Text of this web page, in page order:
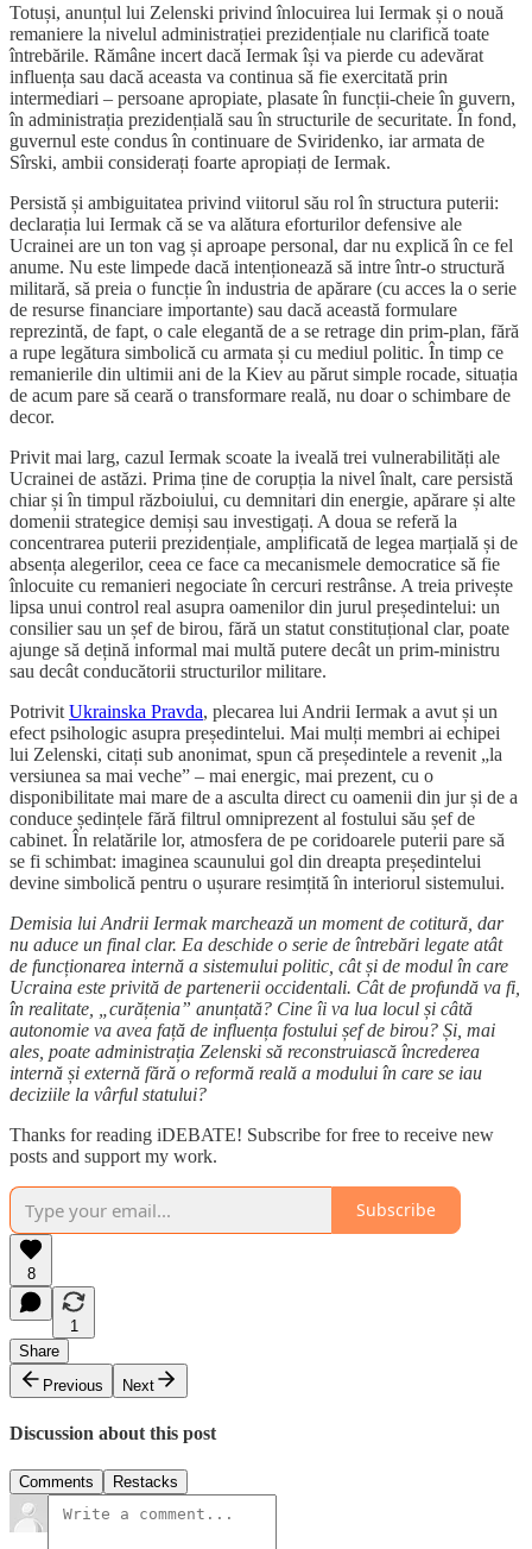
Totuși, anunțul lui Zelenski privind înlocuirea lui Iermak și o nouă
remaniere la nivelul administrației prezidențiale nu clarifică toate
întrebările. Rămâne incert dacă Iermak își va pierde cu adevărat
influența sau dacă aceasta va continua să fie exercitată prin
intermediari – persoane apropiate, plasate în funcții-cheie în guvern,
în administrația prezidențială sau în structurile de securitate. În fond,
guvernul este condus în continuare de Sviridenko, iar armata de
Sîrski, ambii considerați foarte apropiați de Iermak.
Persistă și ambiguitatea privind viitorul său rol în structura puterii:
declarația lui Iermak că se va alătura eforturilor defensive ale
Ucrainei are un ton vag și aproape personal, dar nu explică în ce fel
anume. Nu este limpede dacă intenționează să intre într-o structură
militară, să preia o funcție în industria de apărare (cu acces la o serie
de resurse financiare importante) sau dacă această formulare
reprezintă, de fapt, o cale elegantă de a se retrage din prim-plan, fără
a rupe legătura simbolică cu armata și cu mediul politic. În timp ce
remanierile din ultimii ani de la Kiev au părut simple rocade, situația
de acum pare să ceară o transformare reală, nu doar o schimbare de
decor.
Privit mai larg, cazul Iermak scoate la iveală trei vulnerabilități ale
Ucrainei de astăzi. Prima ține de corupția la nivel înalt, care persistă
chiar și în timpul războiului, cu demnitari din energie, apărare și alte
domenii strategice demiși sau investigați. A doua se referă la
concentrarea puterii prezidențiale, amplificată de legea marțială și de
absența alegerilor, ceea ce face ca mecanismele democratice să fie
înlocuite cu remanieri negociate în cercuri restrânse. A treia privește
lipsa unui control real asupra oamenilor din jurul președintelui: un
consilier sau un șef de birou, fără un statut constituțional clar, poate
ajunge să dețină informal mai multă putere decât un prim-ministru
sau decât conducătorii structurilor militare.
Potrivit Ukrainska Pravda, plecarea lui Andrii Iermak a avut și un
efect psihologic asupra președintelui. Mai mulți membri ai echipei
lui Zelenski, citați sub anonimat, spun că președintele a revenit „la
versiunea sa mai veche” – mai energic, mai prezent, cu o
disponibilitate mai mare de a asculta direct cu oamenii din jur și de a
conduce ședințele fără filtrul omniprezent al fostului său șef de
cabinet. În relatările lor, atmosfera de pe coridoarele puterii pare să
se fi schimbat: imaginea scaunului gol din dreapta președintelui
devine simbolică pentru o ușurare resimțită în interiorul sistemului.
Demisia lui Andrii Iermak marchează un moment de cotitură, dar
nu aduce un final clar. Ea deschide o serie de întrebări legate atât
de funcționarea internă a sistemului politic, cât și de modul în care
Ucraina este privită de partenerii occidentali. Cât de profundă va fi,
în realitate, „curățenia” anunțată? Cine îi va lua locul și câtă
autonomie va avea față de influența fostului șef de birou? Și, mai
ales, poate administrația Zelenski să reconstruiască încrederea
internă și externă fără o reformă reală a modului în care se iau
deciziile la vârful statului?
Thanks for reading iDEBATE! Subscribe for free to receive new
posts and support my work.
Subscribe
8
1
Share
Previous
Next
Discussion about this post
Comments Restacks